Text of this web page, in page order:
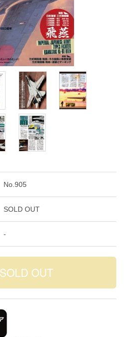
No.905
SOLD OUT
-